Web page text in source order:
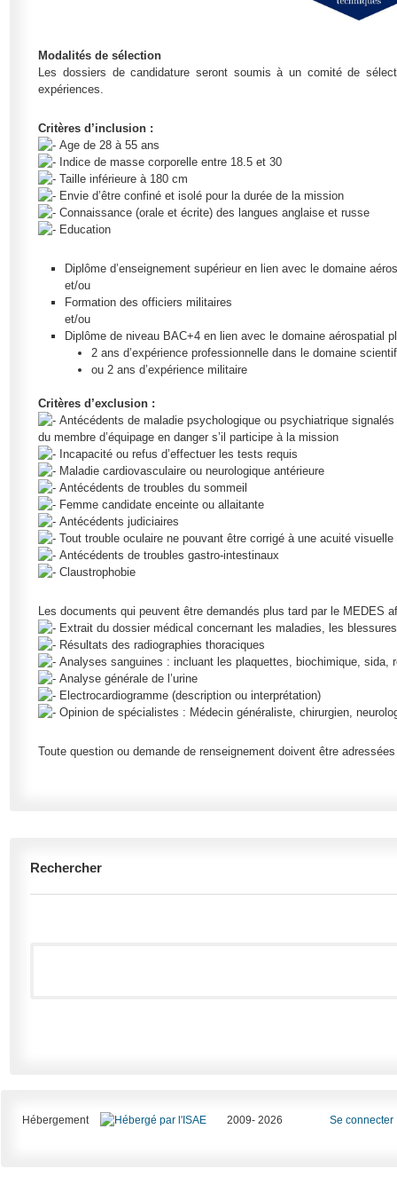
Modalités de sélection
Les dossiers de candidature seront soumis à un comité de
expériences.
Critères d’inclusion :
Age de 28 à 55 ans
Indice de masse corporelle entre 18.5 et 30
Taille inférieure à 180 cm
Envie d’être confiné et isolé pour la durée de la mission
Connaissance (orale et écrite) des langues anglaise et russe
Education
Diplôme d’enseignement supérieur en lien avec le domaine
et/ou
Formation des officiers militaires
et/ou
Diplôme de niveau BAC+4 en lien avec le domaine aérospatial
2 ans d’expérience professionnelle dans le domaine
ou 2 ans d’expérience militaire
Critères d’exclusion :
Antécédents de maladie psychologique ou psychiatrique
du membre d’équipage en danger s’il participe à la mission
Incapacité ou refus d’effectuer les tests requis
Maladie cardiovasculaire ou neurologique antérieure
Antécédents de troubles du sommeil
Femme candidate enceinte ou allaitante
Antécédents judiciaires
Tout trouble oculaire ne pouvant être corrigé à une acuité
Antécédents de troubles gastro-intestinaux
Claustrophobie
Les documents qui peuvent être demandés plus tard par le MEDES
Extrait du dossier médical concernant les maladies, les
Résultats des radiographies thoraciques
Analyses sanguines : incluant les plaquettes, biochimique, sida,
Analyse générale de l’urine
Electrocardiogramme (description ou interprétation)
Opinion de spécialistes : Médecin généraliste, chirurgien,
Toute question ou demande de renseignement doivent être
Rechercher
Hébergement 2009- 2026 Se connecter